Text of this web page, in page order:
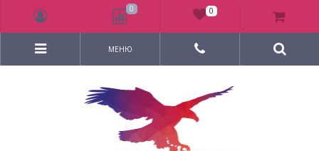
МЕНЮ
0 0